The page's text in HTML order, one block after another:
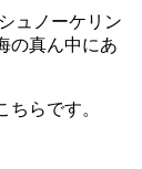
ュノーケリン
の真ん中にあ
らです。